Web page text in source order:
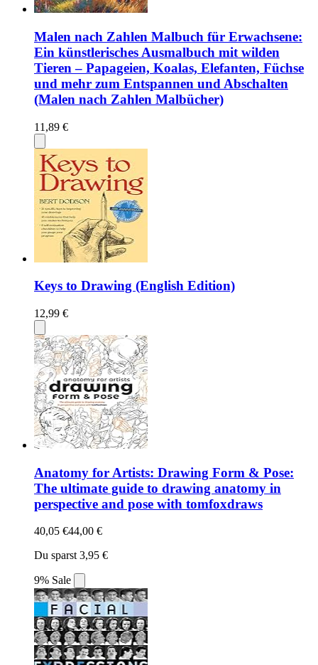
Malen nach Zahlen Malbuch für Erwachsene:
Ein künstlerisches Ausmalbuch mit wilden
Tieren – Papageien, Koalas, Elefanten, Füchse
und mehr zum Entspannen und Abschalten
(Malen nach Zahlen Malbücher)
11,89 €
Keys to Drawing (English Edition)
12,99 €
Anatomy for Artists: Drawing Form & Pose:
The ultimate guide to drawing anatomy in
perspective and pose with tomfoxdraws
40,05 €44,00 €
Du sparst 3,95 €
9% Sale